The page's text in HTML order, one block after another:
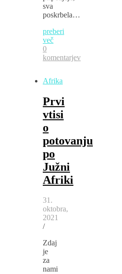
sva
poskrbela…
preberi
več
0
komentarjev
Afrika
Prvi
vtisi
o
potovanju
po
Južni
Afriki
31.
oktobra,
2021
/
Zdaj
je
za
nami